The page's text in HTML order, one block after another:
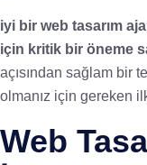
iyi bir web tasarım
için kritik bir öneme
açısından sağlam bir
olmanız için gereken
Web